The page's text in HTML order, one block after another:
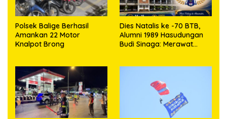
Polsek Balige Berhasil
Amankan 22 Motor
Knalpot Brong
Dies Natalis ke -70 BTB,
Alumni 1989 Hasudungan
Budi Sinaga: Merawat